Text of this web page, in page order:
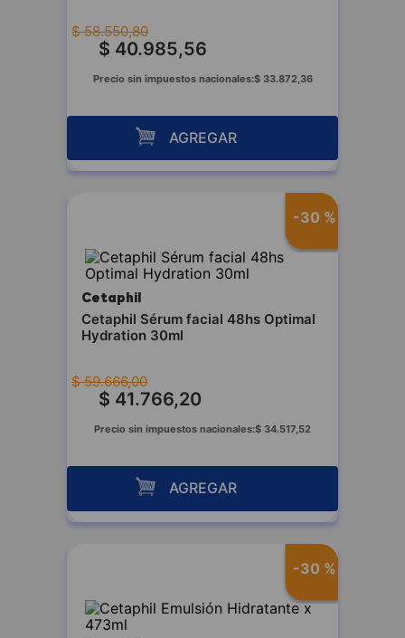
$ 58.550,80
$ 40.985,56
Precio sin impuestos nacionales:$ 33.872,36
AGREGAR
-30 %
Cetaphil
Cetaphil Sérum facial 48hs Optimal
Hydration 30ml
$ 59.666,00
$ 41.766,20
Precio sin impuestos nacionales:$ 34.517,52
AGREGAR
-30 %